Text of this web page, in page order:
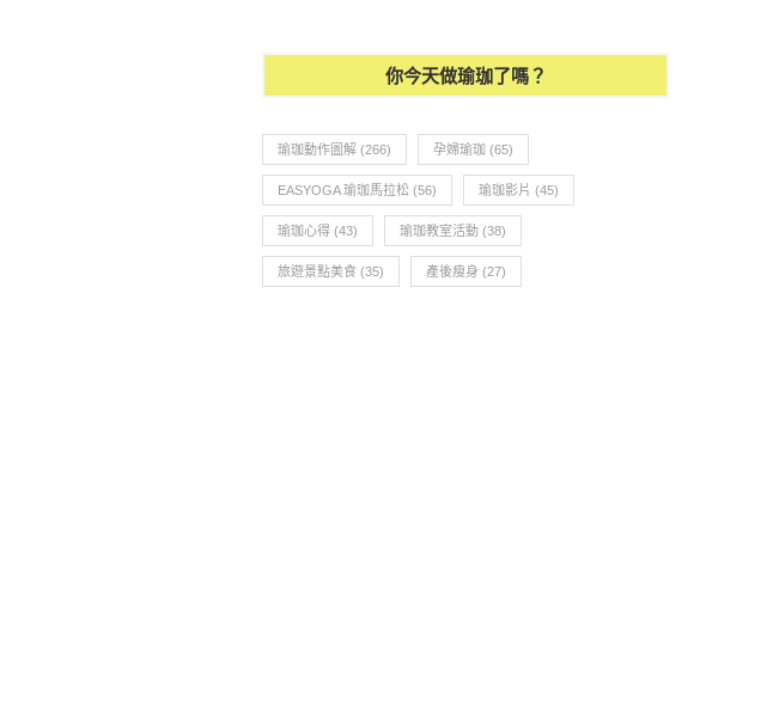
你今天做瑜珈了嗎？
瑜珈動作圖解 (266) 孕婦瑜珈 (65)
EASYOGA 瑜珈馬拉松 (56) 瑜珈影片 (45)
瑜珈心得 (43) 瑜珈教室活動 (38)
旅遊景點美食 (35) 產後瘦身 (27)